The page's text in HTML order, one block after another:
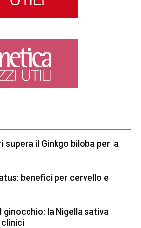
supera il Ginkgo biloba per la
benefici per cervello e
la Nigella sativa